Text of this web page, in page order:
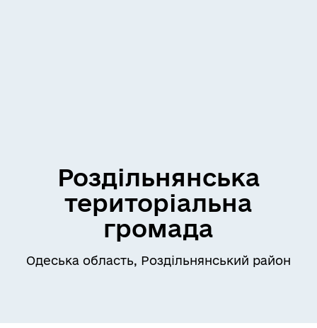
Роздільнянська
територіальна
громада
Одеська область, Роздільнянський район